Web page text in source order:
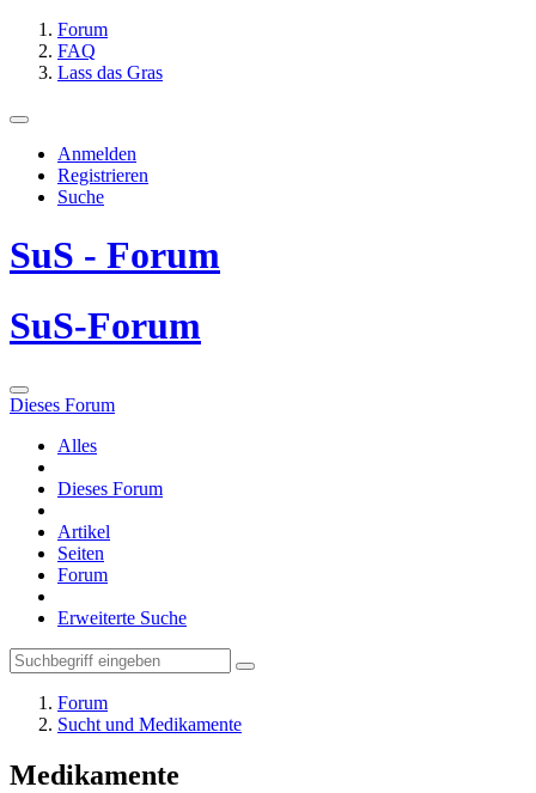
Forum
FAQ
Lass das Gras
Anmelden
Registrieren
Suche
SuS - Forum
SuS-Forum
Dieses Forum
Alles
Dieses Forum
Artikel
Seiten
Forum
Erweiterte Suche
Forum
Sucht und Medikamente
Medikamente